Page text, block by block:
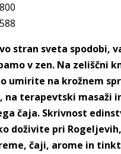
stran sveta spodobi,
v zen. Na zeliščni
umirite na krožnem
na terapevtski masaži
čaja. Skrivnost
doživite pri
čaji, arome in